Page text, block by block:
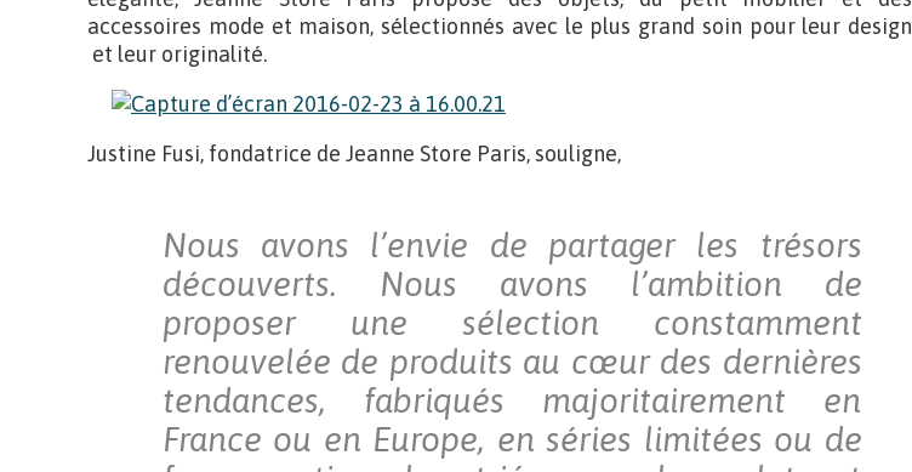
accessoires mode et maison, sélectionnés avec le plus grand soin pour leur design
et leur originalité.
Justine Fusi, fondatrice de Jeanne Store Paris, souligne,
Nous avons l’envie de partager les trésors
découverts. Nous avons l’ambition de
proposer une sélection constamment
renouvelée de produits au cœur des dernières
tendances, fabriqués majoritairement en
France ou en Europe, en séries limitées ou de